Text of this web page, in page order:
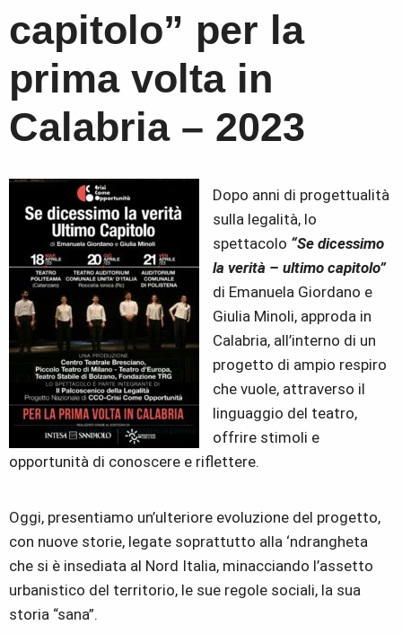
capitolo” per la
prima volta in
Calabria – 2023
Dopo anni di progettualità
sulla legalità, lo
spettacolo “Se dicessimo
la verità – ultimo capitolo”
di Emanuela Giordano e
Giulia Minoli, approda in
Calabria, all’interno di un
progetto di ampio respiro
che vuole, attraverso il
linguaggio del teatro,
offrire stimoli e
opportunità di conoscere e riflettere.
Oggi, presentiamo un’ulteriore evoluzione del progetto,
con nuove storie, legate soprattutto alla ‘ndrangheta
che si è insediata al Nord Italia, minacciando l’assetto
urbanistico del territorio, le sue regole sociali, la sua
storia “sana”.